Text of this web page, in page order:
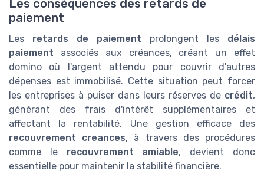
Les conséquences des retards de
paiement
Les retards de paiement prolongent les délais
paiement associés aux créances, créant un effet
domino où l'argent attendu pour couvrir d'autres
dépenses est immobilisé. Cette situation peut forcer
les entreprises à puiser dans leurs réserves de crédit,
générant des frais d'intérêt supplémentaires et
affectant la rentabilité. Une gestion efficace des
recouvrement creances, à travers des procédures
comme le recouvrement amiable, devient donc
essentielle pour maintenir la stabilité financière.